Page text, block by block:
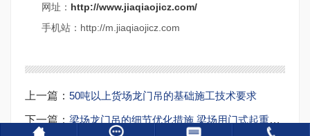
网址： http://www.jiaqiaojicz.com/
手机站：http://m.jiaqiaojicz.com
上一篇： 50吨以上货场龙门吊的基础施工技术要求
下一篇： 梁场龙门吊的细节优化措施 梁场用门式起重机销售厂家